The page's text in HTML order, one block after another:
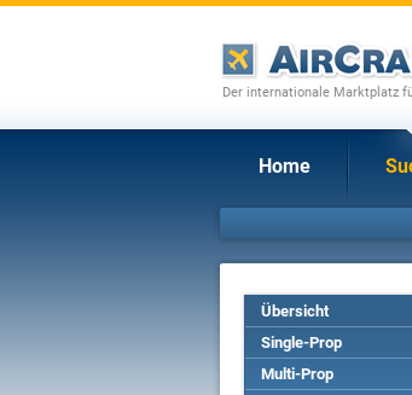
Der internationale Marktplatz
Home
Übersicht
Single-Prop
Multi-Prop